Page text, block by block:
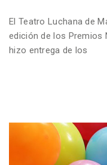
El Teatro Luchana de
edición de los Premios
hizo entrega de los